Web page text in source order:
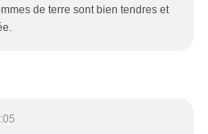
de terre sont bien tendres et